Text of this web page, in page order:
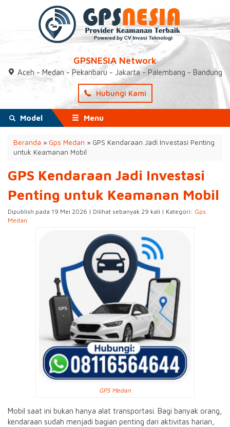
GPSNESIA Network
Aceh - Medan - Pekanbaru - Jakarta - Palembang - Bandung
Hubungi Kami
Model Menu
Beranda » Gps Medan » GPS Kendaraan Jadi Investasi Penting
untuk Keamanan Mobil
GPS Kendaraan Jadi Investasi
Penting untuk Keamanan Mobil
Dipublish pada 19 Mei 2026 | Dilihat sebanyak 29 kali | Kategori: Gps
Medan
GPS Medan
Mobil saat ini bukan hanya alat transportasi. Bagi banyak orang,
kendaraan sudah menjadi bagian penting dari aktivitas harian,